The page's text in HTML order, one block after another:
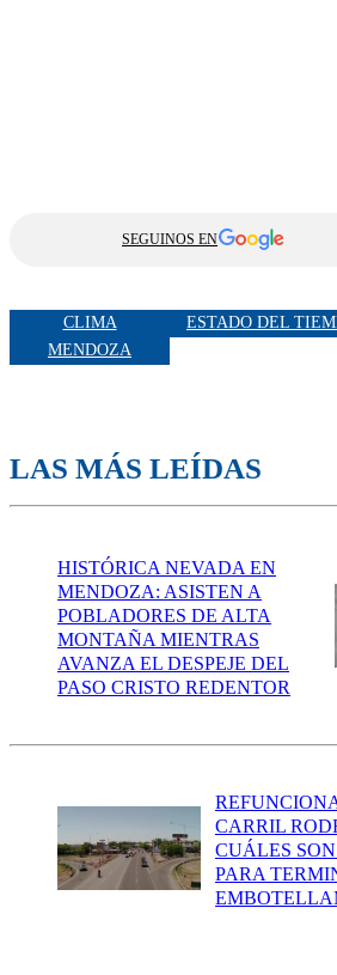
SEGUINOS EN
CLIMA
ESTADO DEL
MENDOZA
LAS MÁS LEÍDAS
HISTÓRICA NEVADA EN
MENDOZA: ASISTEN A
POBLADORES DE ALTA
MONTAÑA MIENTRAS
AVANZA EL DESPEJE DEL
PASO CRISTO REDENTOR
CARRIL
CUÁLES
PARA